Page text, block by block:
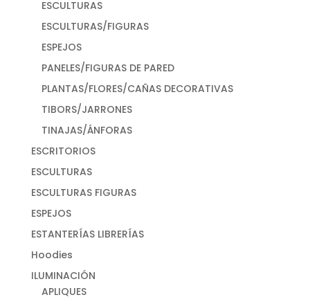
ESCULTURAS
ESCULTURAS/FIGURAS
ESPEJOS
PANELES/FIGURAS DE PARED
PLANTAS/FLORES/CAÑAS DECORATIVAS
TIBORS/JARRONES
TINAJAS/ÁNFORAS
ESCRITORIOS
ESCULTURAS
ESCULTURAS FIGURAS
ESPEJOS
ESTANTERÍAS LIBRERÍAS
Hoodies
ILUMINACIÓN
APLIQUES